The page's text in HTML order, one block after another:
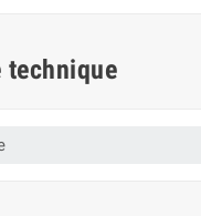
technique